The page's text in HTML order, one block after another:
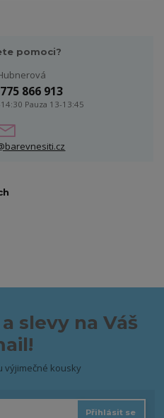
pomoci?
866 913
Pauza 13-13:45
slevy na Váš
výjimečné kousky
Přihlásit se